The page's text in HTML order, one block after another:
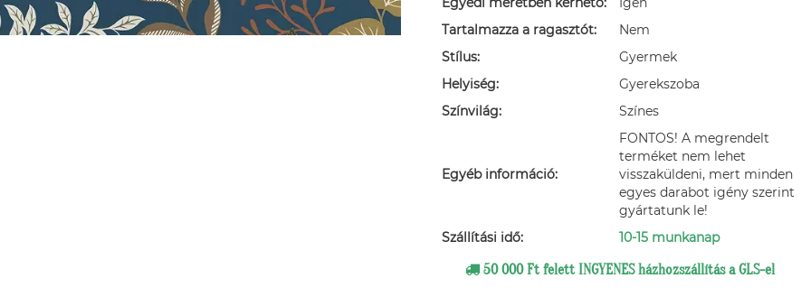
Tartalmazza a ragasztót:
Nem
Stílus:
Gyermek
Helyiség:
Gyerekszoba
Színvilág:
Színes
Egyéb információ:
FONTOS! A megrendelt
terméket nem lehet
visszaküldeni, mert minden
egyes darabot igény szerint
gyártatunk le!
Szállítási idő:
10-15 munkanap
50 000 Ft felett INGYENES házhozszállítás a GLS-el